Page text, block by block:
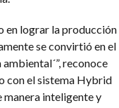
en lograr la producción
se convirtió en el
reconoce
con el sistema Hybrid
manera inteligente y